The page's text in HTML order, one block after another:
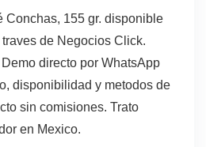
Conchas, 155 gr. disponible
de Negocios Click.
directo por WhatsApp
disponibilidad y metodos de
sin comisiones. Trato
en Mexico.